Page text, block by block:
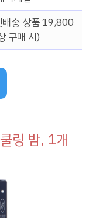
배송 상품 19,800
구매 시)
링 밤, 1개